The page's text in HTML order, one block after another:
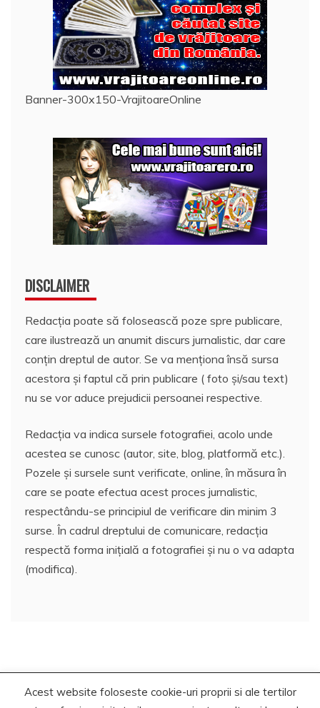
Banner-300x150-VrajitoareOnline
DISCLAIMER
Redacția poate să folosească poze spre publicare,
care ilustrează un anumit discurs jurnalistic, dar care
conțin dreptul de autor. Se va menționa însă sursa
acestora și faptul că prin publicare ( foto și/sau text)
nu se vor aduce prejudicii persoanei respective.
Redacția va indica sursele fotografiei, acolo unde
acestea se cunosc (autor, site, blog, platformă etc.).
Pozele și sursele sunt verificate, online, în măsura în
care se poate efectua acest proces jurnalistic,
respectându-se principiul de verificare din minim 3
surse. În cadrul dreptului de comunicare, redacția
respectă forma inițială a fotografiei și nu o va adapta
(modifica).
Copyrights. © 2020-2023 Segra Media
Acest website foloseste cookie-uri proprii si ale tertilor